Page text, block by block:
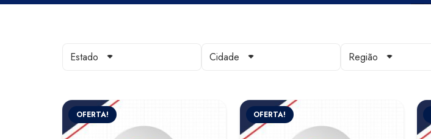
Estado Cidade Região
OFERTA! OFERTA!